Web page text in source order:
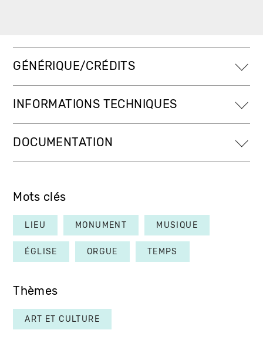
GÉNÉRIQUE/CRÉDITS
INFORMATIONS TECHNIQUES
DOCUMENTATION
Mots clés
LIEU MONUMENT MUSIQUE
ÉGLISE ORGUE TEMPS
Thèmes
ART ET CULTURE